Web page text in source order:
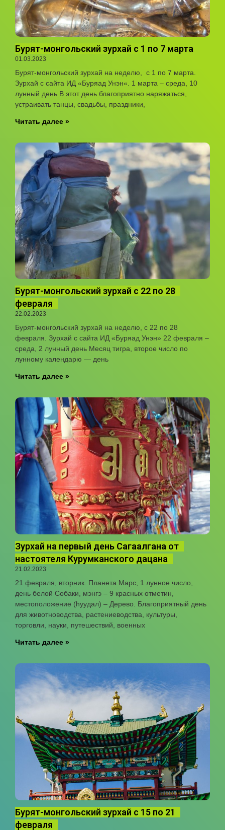
Бурят-монгольский зурхай с 1 по 7 марта
01.03.2023
Бурят-монгольский зурхай на неделю, с 1 по 7 марта.
Зурхай с сайта ИД «Буряад Унэн«. 1 марта – среда, 10
лунный день В этот день благоприятно наряжаться,
устраивать танцы, свадьбы, праздники,
Читать далее »
Бурят-монгольский зурхай с 22 по 28
февраля
22.02.2023
Бурят-монгольский зурхай на неделю, с 22 по 28
февраля. Зурхай с сайта ИД «Буряад Унэн» 22 февраля –
среда, 2 лунный день Месяц тигра, второе число по
лунному календарю — день
Читать далее »
Зурхай на первый день Сагаалгана от
настоятеля Курумканского дацана
21.02.2023
21 февраля, вторник. Планета Марс, 1 лунное число,
день белой Собаки, мэнгэ – 9 красных отметин,
местоположение (hуудал) – Дерево. Благоприятный день
для животноводства, растениеводства, культуры,
торговли, науки, путешествий, военных
Читать далее »
Бурят-монгольский зурхай с 15 по 21
февраля